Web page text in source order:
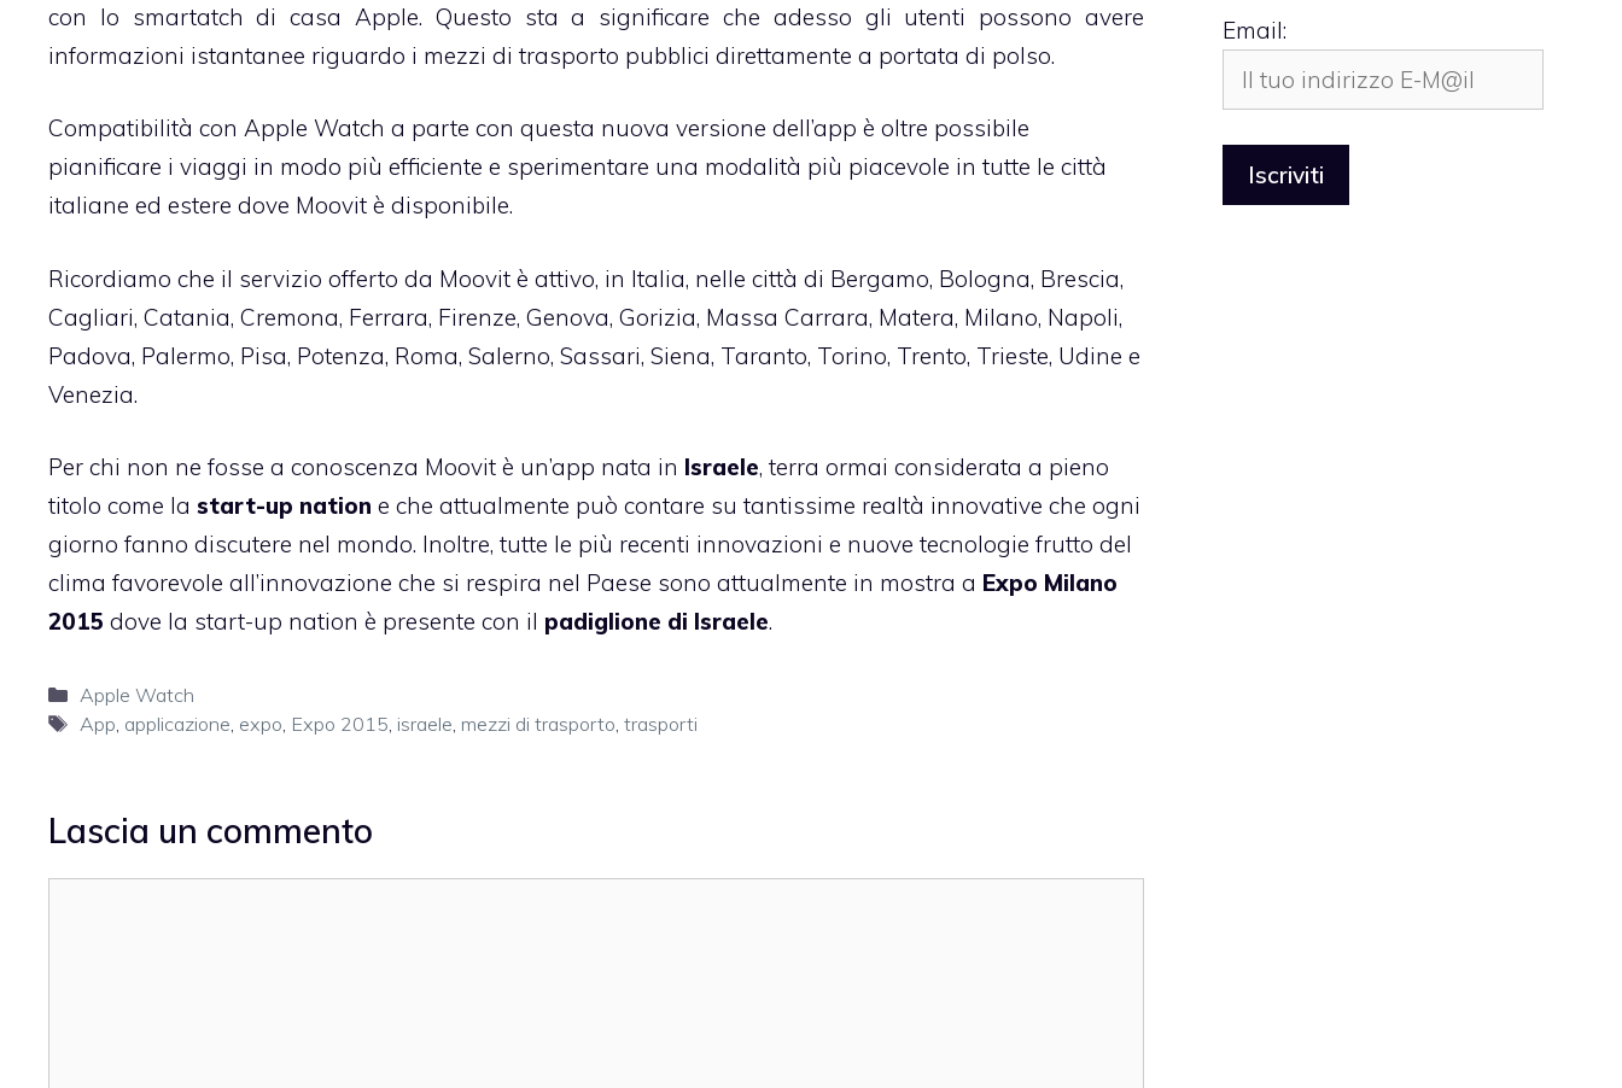
con lo smartatch di casa Apple. Questo sta a significare che adesso gli utenti possono avere
informazioni istantanee riguardo i mezzi di trasporto pubblici direttamente a portata di polso.
Compatibilità con Apple Watch a parte con questa nuova versione dell’app è oltre possibile
pianificare i viaggi in modo più efficiente e sperimentare una modalità più piacevole in tutte le città
italiane ed estere dove Moovit è disponibile.
Ricordiamo che il servizio offerto da Moovit è attivo, in Italia, nelle città di Bergamo, Bologna, Brescia,
Cagliari, Catania, Cremona, Ferrara, Firenze, Genova, Gorizia, Massa Carrara, Matera, Milano, Napoli,
Padova, Palermo, Pisa, Potenza, Roma, Salerno, Sassari, Siena, Taranto, Torino, Trento, Trieste, Udine e
Venezia.
Per chi non ne fosse a conoscenza Moovit è un’app nata in Israele, terra ormai considerata a pieno
titolo come la start-up nation e che attualmente può contare su tantissime realtà innovative che ogni
giorno fanno discutere nel mondo. Inoltre, tutte le più recenti innovazioni e nuove tecnologie frutto del
clima favorevole all’innovazione che si respira nel Paese sono attualmente in mostra a Expo Milano
2015 dove la start-up nation è presente con il padiglione di Israele.
Categorie
Apple Watch
Tag
App applicazione expo Expo 2015 israele mezzi di trasporto trasporti
Lascia un commento
Email: